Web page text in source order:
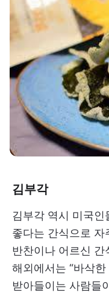
김부각
김부각 역시 미국인
좋다는 간식으로
반찬이나 어르신
해외에서는 “바삭
받아들이는 사람들